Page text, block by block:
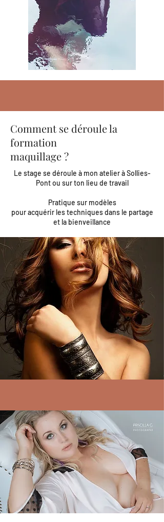
Comment se déroule la
formation
maquillage ?
Le stage se déroule à mon atelier à Sollies-
Pont ou sur ton lieu de travail
Pratique sur modèles
pour acquérir les techniques dans le partage
et la bienveillance